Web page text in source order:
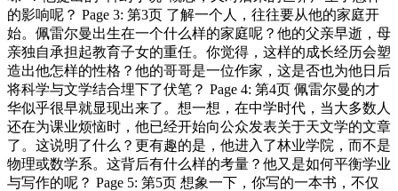
的影响呢？ Page 3: 第3页 了解一个人，往往要从他的家庭开
始。佩雷尔曼出生在一个什么样的家庭呢？他的父亲早逝，母
亲独自承担起教育子女的重任。你觉得，这样的成长经历会塑
造出他怎样的性格？他的哥哥是一位作家，这是否也为他日后
将科学与文学结合埋下了伏笔？ Page 4: 第4页 佩雷尔曼的才
华似乎很早就显现出来了。想一想，在中学时代，当大多数人
还在为课业烦恼时，他已经开始向公众发表关于天文学的文章
了。这说明了什么？更有趣的是，他进入了林业学院，而不是
物理或数学系。这背后有什么样的考量？他又是如何平衡学业
与写作的呢？ Page 5: 第5页 想象一下，你写的一本书，不仅